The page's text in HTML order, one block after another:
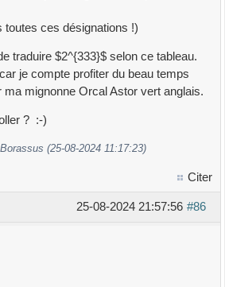
toutes ces désignations !)
traduire $2^{333}$ selon ce tableau.
je compte profiter du beau temps
ma mignonne Orcal Astor vert anglais.
? :-)
(25-08-2024 11:17:23)
Citer
#86
25-08-2024 21:57:56